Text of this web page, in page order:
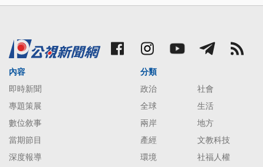
內容
即時新聞
專題策展
數位敘事
當期節目
深度報導
分類
政治
社會
全球
生活
兩岸
地方
產經
文教科技
環境
社福人權